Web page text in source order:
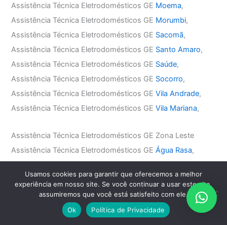
Assistência Técnica Eletrodomésticos GE Moema,
Assistência Técnica Eletrodomésticos GE Morumbi,
Assistência Técnica Eletrodomésticos GE Sacomã,
Assistência Técnica Eletrodomésticos GE Santo Amaro,
Assistência Técnica Eletrodomésticos GE Saúde,
Assistência Técnica Eletrodomésticos GE Socorro,
Assistência Técnica Eletrodomésticos GEVila Andrade,
Assistência Técnica Eletrodomésticos GEVila Mariana,
Assistência Técnica Eletrodomésticos GE Zona Leste
Assistência Técnica Eletrodomésticos GEÁgua Rasa,
Assistência Técnica Eletrodomésticos GE
Assistência Técnica Eletrodomésticos GEBelém,
Assistência Técnica Eletrodomésticos GEMooca
Usamos cookies para garantir que oferecemos a melhor
experiência em nosso site. Se você continuar a usar este site,
assumiremos que você está satisfeito com ele.
Ok
Política de Privacidade